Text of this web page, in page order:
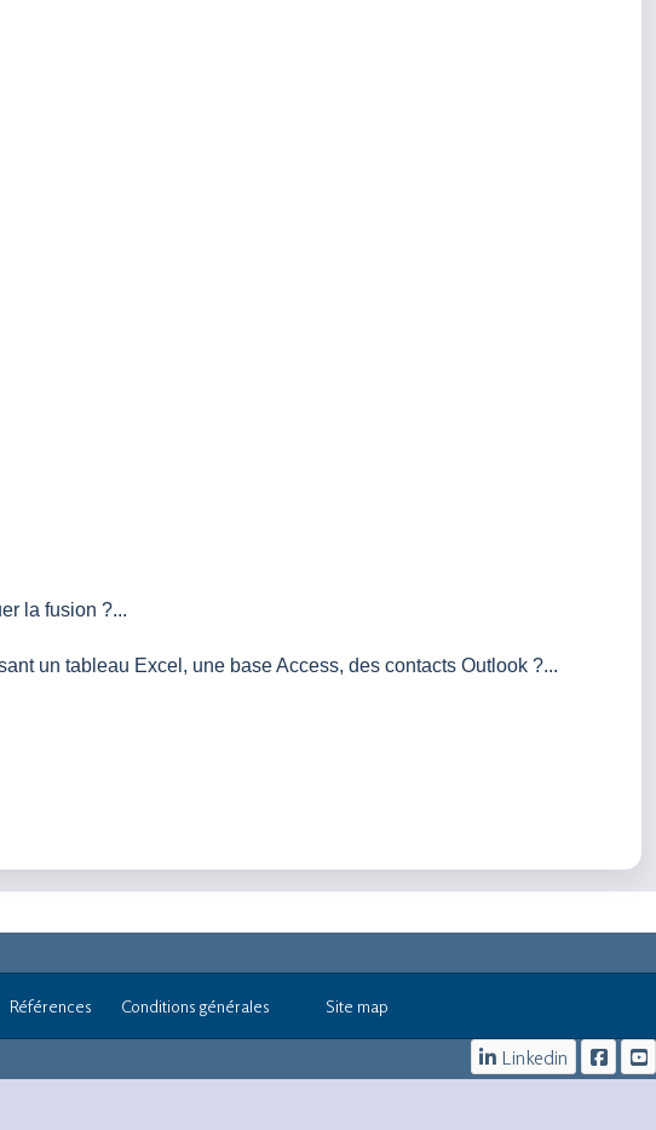
la fusion ?...
un tableau Excel, une base Access, des contacts Outlook ?...
Références Conditions générales Site map
Linkedin